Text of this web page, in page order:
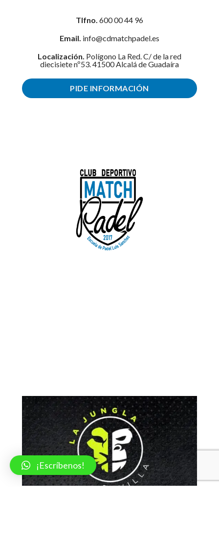
Tlfno. 600 00 44 96
Email. info@cdmatchpadel.es
Localización. Polígono La Red. C/ de la red
diecisiete nº53. 41500 Alcalá de Guadaíra
PIDE INFORMACIÓN
¡Escríbenos!